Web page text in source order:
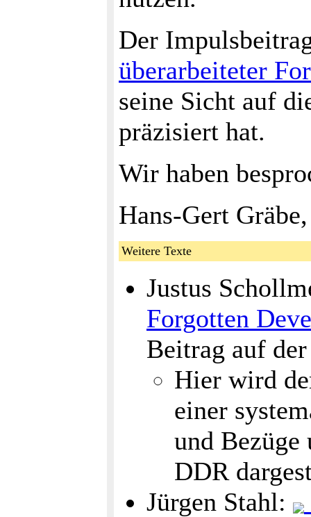
Der
überarbeiteter
seine Sicht auf
präzisiert hat.
Wir haben
Hans-Gert
Weitere Texte
Justus
Forgotten
Beitrag auf
Hier wird
einer
und Bezüge
DDR
Jürgen Stahl: